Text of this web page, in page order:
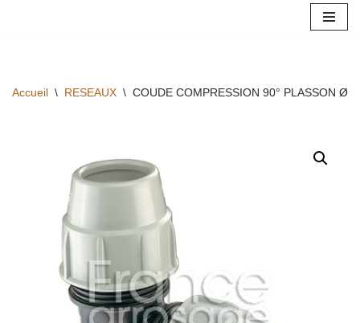
contenu
Accueil \ RESEAUX \ COUDE COMPRESSION 90° PLASSON